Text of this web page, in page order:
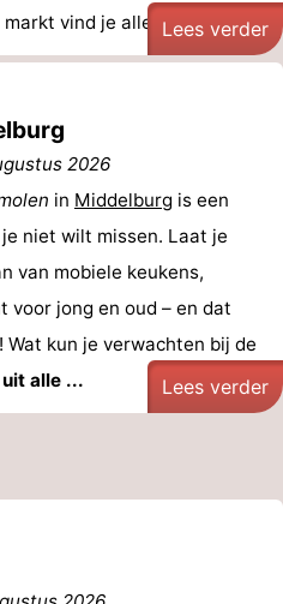
markt vind je allerlei ...Lees verder
2026
in Middelburg is een
niet wilt missen. Laat je
van mobiele keukens,
voor jong en oud – en dat
kun je verwachten bij de
alle ... Lees verder